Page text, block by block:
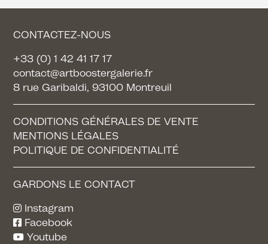
CONTACTEZ-NOUS
+33 (0) 1 42 41 17 17
contact@artboostergalerie.fr
8 rue Garibaldi, 93100 Montreuil
CONDITIONS GÉNÉRALES DE VENTE
MENTIONS LÉGALES
POLITIQUE DE CONFIDENTIALITÉ
GARDONS LE CONTACT
Instagram
Facebook
Youtube